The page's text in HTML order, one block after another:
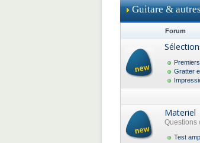
Guitare &
Forum
Gratter
Materiel
Questions
Test